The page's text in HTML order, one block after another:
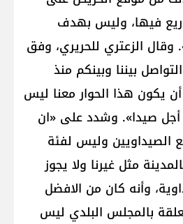
فيها، وليس بهدف
وقال الزعتري للحريري، وفق
بيننا وبينكم منذ
يكون هذا الحوار معنا ليس
أجل صيدا». وشدد على «ان
الصيداويين وليس لفئة
مثل غيرنا ولا يجوز
وأنه كان من الافضل
بالمجلس البلدي ليس